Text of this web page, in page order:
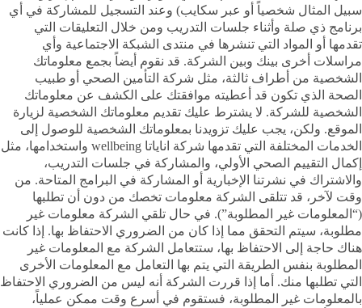
سبيل المثال شخصياً أو عبر سكايب) وعند التسجيل للمشاركة في أي
برنامج ذي صلة وأثناء جلسات التدريب ومن خلال التعليقات التي
تقدمها أو المواد التي تنشرها في منتدى الشبكة الاجتماعية وأي
مراسلات أخرى بينك وبين الشركة. قد نقوم أيضاً بجمع معلوماتك
الشخصية من أطراف ثالثة، مثل شركة التأمين الصحي أو طبيب
الصحة الذي تكون قد أعطيته موافقتك على الكشف عن معلوماتك
الشخصية للشركة. لا يشترط عليك تقديم معلوماتك الشخصية لزيارة
الموقع. ولكن، يجب عليك تزويدنا بمعلوماتك الشخصية للوصول إلى
الخدمات المختلفة التي تقدمها شركة اناياتا wellbeing واستخدامها، مثل
إكمال التقييم الصحي الأولي، والمشاركة في جلسات التدريب،
والاشتراك في نشرتنا الإخبارية أو المشاركة في البرامج المتاحة. من
وقت لآخر، قد تتلقى الشركة معلومات تخصك من دون أن تطلبها
(“المعلومات غير المطلوبة”). في حال تلقي الشركة معلومات غير
مطلوبة، سيتم التحقق مما إذا كان من الضروري الاحتفاظ بها. إذا كانت
هناك حاجة إلى الاحتفاظ بها، ستتعامل الشركة مع المعلومات غير
المطلوبة بنفس الطريقة التي يتم بها التعامل مع المعلومات الأخرى
التي تطلبها منك. أما إذا قررت الشركة أنه ليس من الضروري الاحتفاظ
بالمعلومات غير المطلوبة، فستقوم في أسرع وقت ممكن عملياً،